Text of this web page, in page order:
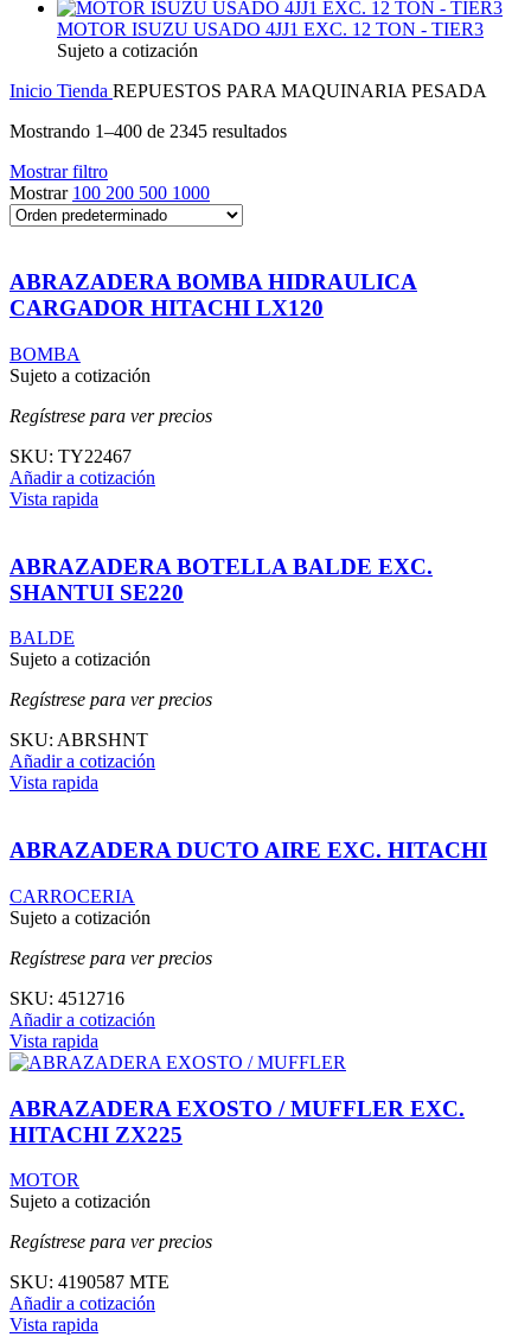
MOTOR ISUZU USADO 4JJ1 EXC. 12 TON - TIER3
Sujeto a cotización
Inicio Tienda REPUESTOS PARA MAQUINARIA PESADA
Mostrando 1–400 de 2345 resultados
Mostrar filtro
Mostrar 100 200 500 1000
ABRAZADERA BOMBA HIDRAULICA
CARGADOR HITACHI LX120
BOMBA
Sujeto a cotización
Regístrese para ver precios
SKU: TY22467
Añadir a cotización
Vista rapida
ABRAZADERA BOTELLA BALDE EXC.
SHANTUI SE220
BALDE
Sujeto a cotización
Regístrese para ver precios
SKU: ABRSHNT
Añadir a cotización
Vista rapida
ABRAZADERA DUCTO AIRE EXC. HITACHI
CARROCERIA
Sujeto a cotización
Regístrese para ver precios
SKU: 4512716
Añadir a cotización
Vista rapida
ABRAZADERA EXOSTO / MUFFLER EXC.
HITACHI ZX225
MOTOR
Sujeto a cotización
Regístrese para ver precios
SKU: 4190587 MTE
Añadir a cotización
Vista rapida